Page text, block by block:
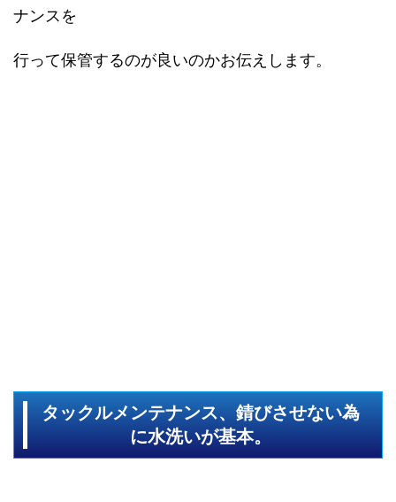
ナンスを
行って保管するのが良いのかお伝えします。
タックルメンテナンス、錆びさせない為
に水洗いが基本。